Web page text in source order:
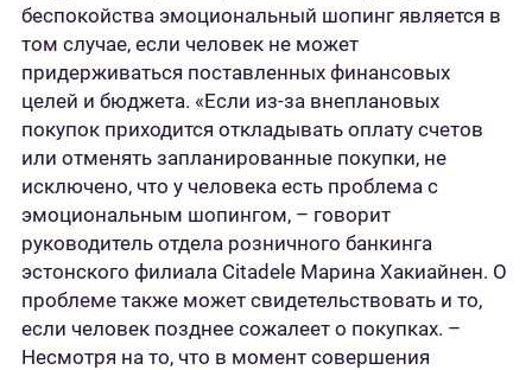
беспокойства эмоциональный шопинг является в
том случае, если человек не может
придерживаться поставленных финансовых
целей и бюджета. «Если из-за внеплановых
покупок приходится откладывать оплату счетов
или отменять запланированные покупки, не
исключено, что у человека есть проблема с
эмоциональным шопингом, – говорит
руководитель отдела розничного банкинга
эстонского филиала Citadele Марина Хакиайнен. О
проблеме также может свидетельствовать и то,
если человек позднее сожалеет о покупках. –
Несмотря на то, что в момент совершения